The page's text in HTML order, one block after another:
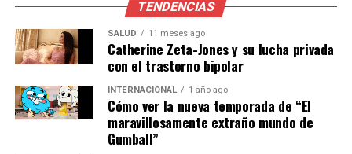
necesitarán más que eso
para superar a un equipo
tan fuerte como Brasil.”
Por su parte, la entrenadora de fútbol, María López,
destaca la importancia de la estrategia:
TENDENCIAS
SALUD 11 meses ago
Catherine Zeta-Jones y su lucha privada
con el trastorno bipolar
INTERNACIONAL 1 año ago
Cómo ver la nueva temporada de “El
maravillosamente extraño mundo de
Gumball”